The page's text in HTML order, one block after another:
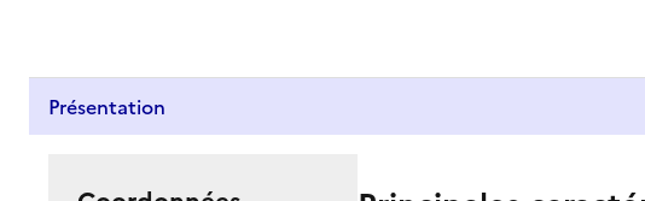
Présentation